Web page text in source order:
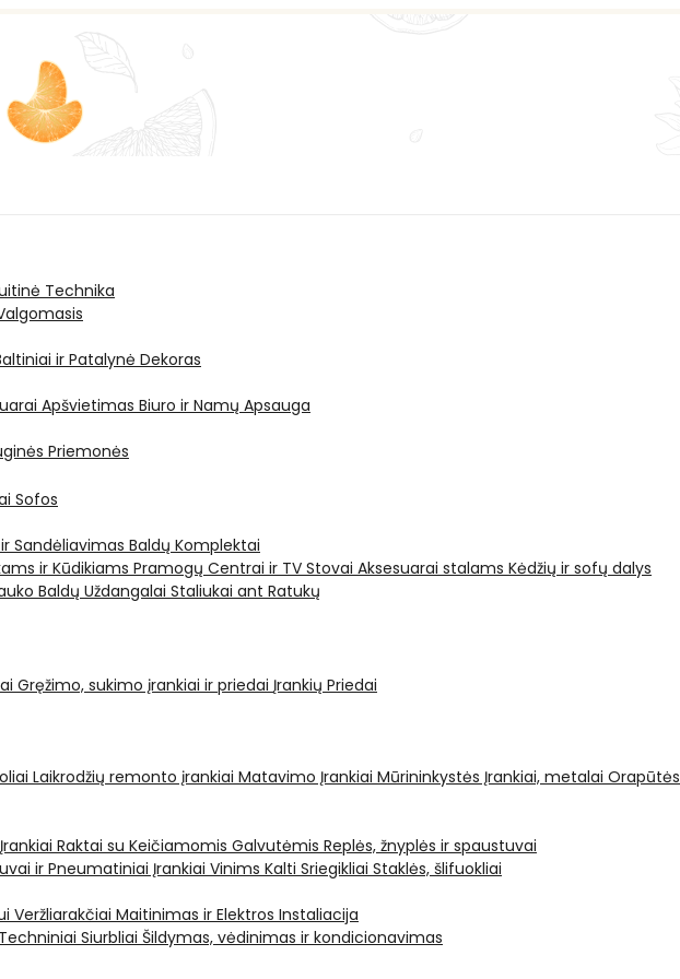
Technika
ir Patalynė Dekoras
Apšvietimas Biuro ir Namų Apsauga
Priemonės
Sofos
Sandėliavimas Baldų Komplektai
ir Kūdikiams Pramogų Centrai ir TV Stovai Aksesuarai stalams Kėdžių ir sofų dalys
Baldų Uždangalai Staliukai ant Ratukų
Gręžimo, sukimo įrankiai ir priedai Įrankių Priedai
Laikrodžių remonto įrankiai Matavimo Įrankiai Mūrininkystės Įrankiai, metalai Orapūtės
Raktai su Keičiamomis Galvutėmis Replės, žnyplės ir spaustuvai
ir Pneumatiniai Įrankiai Vinims Kalti Sriegikliai Staklės, šlifuokliai
Veržliarakčiai Maitinimas ir Elektros Instaliacija
Techniniai Siurbliai Šildymas, vėdinimas ir kondicionavimas